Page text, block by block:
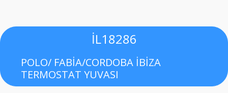
İL18286
POLO/ FABİA/CORDOBA İBİZA
TERMOSTAT YUVASI